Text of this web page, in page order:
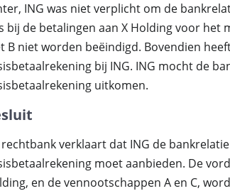
ING was niet verplicht om de
bij de betalingen aan X Holding voor
B niet worden beëindigd. Bovendien
bij ING. ING mocht de
uitkomen.
rechtbank verklaart dat ING de
moet aanbieden. De
en de vennootschappen A en C,